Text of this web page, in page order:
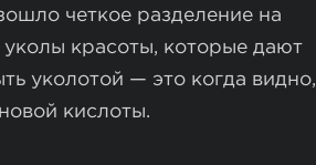
четкое разделение на
красоты, которые дают
уколотой — это когда видно,
кислоты.